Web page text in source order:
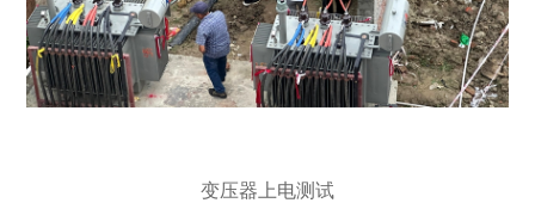
变压器上电测试